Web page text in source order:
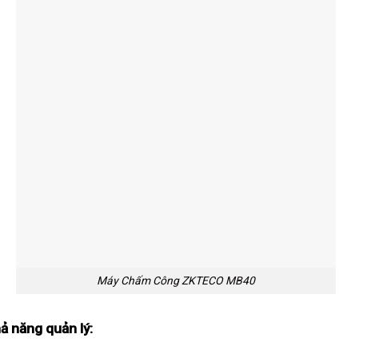
Máy Chấm Công ZKTECO MB40
năng quản lý: